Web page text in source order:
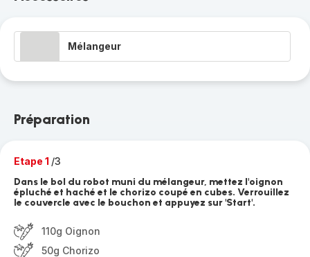
Mélangeur
Préparation
Etape 1 /3
Dans le bol du robot muni du mélangeur, mettez l'oignon
épluché et haché et le chorizo coupé en cubes. Verrouillez
le couvercle avec le bouchon et appuyez sur 'Start'.
110g Oignon
50g Chorizo